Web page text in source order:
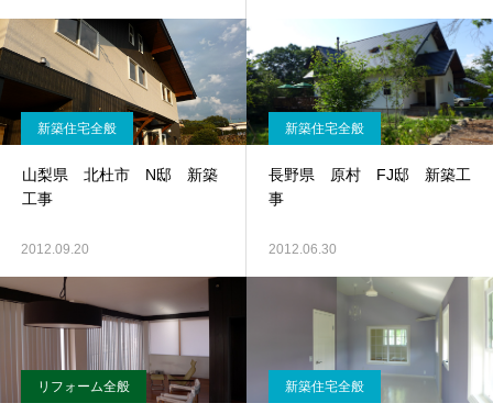
新築住宅全般
山梨県 北杜市 N邸 新築
工事
2012.09.20
新築住宅全般
長野県 原村 FJ邸 新築工
事
2012.06.30
リフォーム全般 新築住宅全般